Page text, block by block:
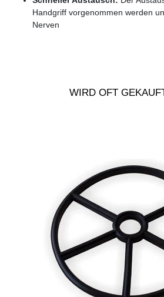
Handgriff vorgenommen werden
Nerven
WIRD OFT